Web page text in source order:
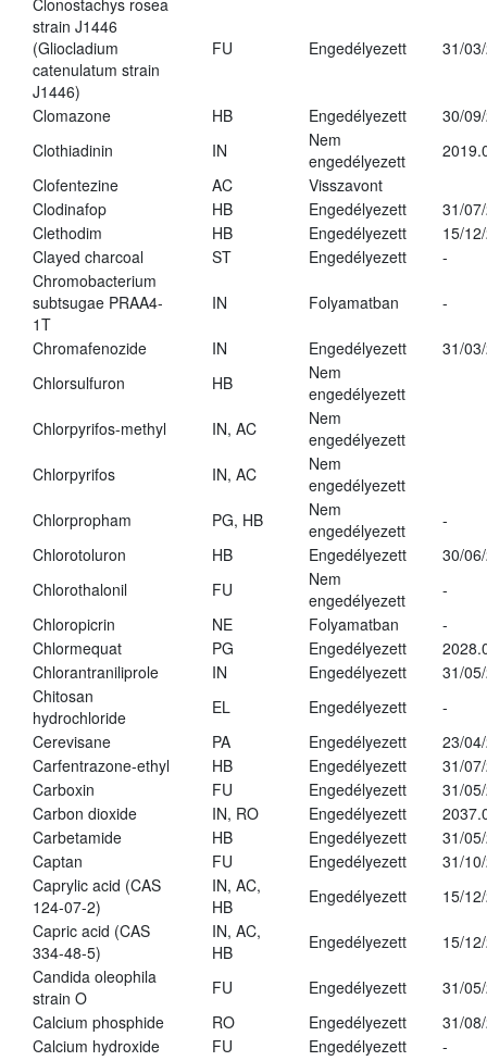
Clonostachys rosea
strain J1446
(Gliocladium
catenulatum strain
J1446)
FU Engedélyezett 31/
Clomazone HB Engedélyezett
30/
Clothiadinin
IN
Nem
engedélyezett
Clofentezine
AC
Visszavont
Clodinafop
HB Engedélyezett
31/
Clethodim
HB Engedélyezett
15/
Clayed charcoal
ST Engedélyezett
-
Chromobacterium
subtsugae PRAA4-
1T
IN Folyamatban -
Chromafenozide IN Engedélyezett
31/
Chlorsulfuron
HB
Nem
engedélyezett
Chlorpyrifos-methyl
IN, AC
Nem
engedélyezett
Chlorpyrifos
IN, AC
Nem
engedélyezett
Chlorpropham
PG, HB
Nem
engedélyezett
-
Chlorotoluron
HB Engedélyezett
30/
Chlorothalonil
FU
Nem
engedélyezett
-
Chloropicrin
NE Folyamatban
-
Chlormequat
PG Engedélyezett
Chlorantraniliprole
IN Engedélyezett
31/
Chitosan
hydrochloride
EL Engedélyezett
-
Cerevisane
PA Engedélyezett
23/
Carfentrazone-ethyl
HB Engedélyezett
31/
Carboxin
FU Engedélyezett
31/
Carbon dioxide
IN, RO Engedélyezett
Carbetamide
HB Engedélyezett
31/
Captan
FU Engedélyezett
31/
Caprylic acid (CAS
124-07-2)
IN, AC,
HB
Engedélyezett
15/
Capric acid (CAS
334-48-5)
IN, AC,
HB
Engedélyezett
15/
Candida oleophila
strain O
FU Engedélyezett
31/
Calcium phosphide
RO Engedélyezett
31/
Calcium hydroxide
FU Engedélyezett
-